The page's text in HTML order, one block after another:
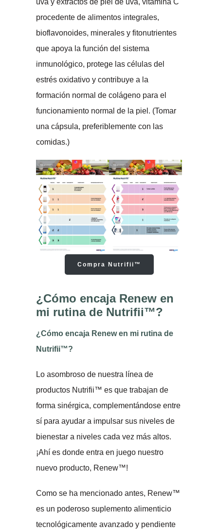
procedente de alimentos integrales,
bioflavonoides, minerales y fitonutrientes
que apoya la función del sistema
inmunológico, protege las células del
estrés oxidativo y contribuye a la
formación normal de colágeno para el
funcionamiento normal de la piel. (Tomar
una cápsula, preferiblemente con las
comidas.)
Compra Nutrifii™
¿Cómo encaja Renew en
mi rutina de Nutrifii™?
¿Cómo encaja Renew en mi rutina de
Nutrifii™?
Lo asombroso de nuestra línea de
productos Nutrifii™ es que trabajan de
forma sinérgica, complementándose entre
sí para ayudar a impulsar sus niveles de
bienestar a niveles cada vez más altos.
¡Ahí es donde entra en juego nuestro
nuevo producto, Renew™!
Como se ha mencionado antes, Renew™
es un poderoso suplemento alimenticio
tecnológicamente avanzado y pendiente